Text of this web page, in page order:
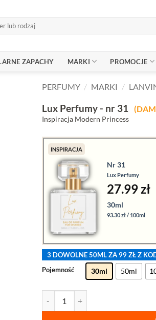
ZAPACHY MARKI PROMOCJE
PERFUMY / MARKI /
Lux Perfumy - nr 31
Inspiracja Modern Princess
INSPIRACJA
Nr 31
Lux Perfumy
27.99 zł
30ml
93.30 zł / 100ml
3 DOWOLNE 50ML ZA 99 ZŁ Z
Pojemność
30ml 50ml